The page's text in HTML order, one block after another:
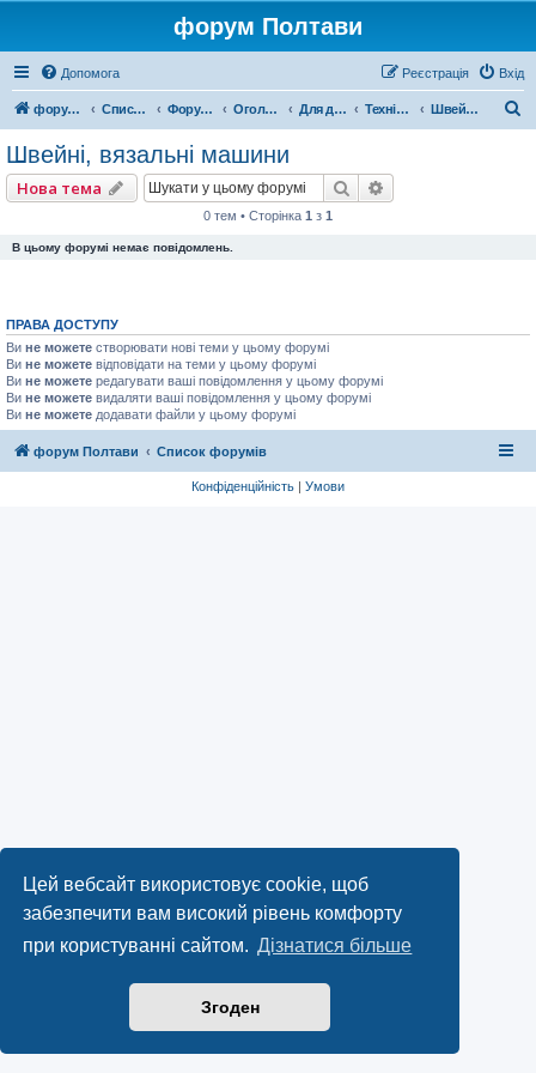
Цей вебсайт використовує cookie, щоб
забезпечити вам високий рівень комфорту
при користуванні сайтом. Дізнатися більше
Згоден
форум Полтави
Допомога Вхід
Реєстрація
форум Полтави Список форумів Форум міста Полтава Оголошення міста Полтава Для домашнього комфорту Техніка для дому Швейні, вязальні машини
Швейні, вязальні машини
Нова тема Пошук
0 тем • Сторінка 1 з 1
В цьому форумі немає повідомлень.
ПРАВА ДОСТУПУ
Ви не можете створювати нові теми у цьому форумі
Ви не можете відповідати на теми у цьому форумі
Ви не можете редагувати ваші повідомлення у цьому форумі
Ви не можете видаляти ваші повідомлення у цьому форумі
Ви не можете додавати файли у цьому форумі
форум Полтави Список форумів
Конфіденційність | Умови